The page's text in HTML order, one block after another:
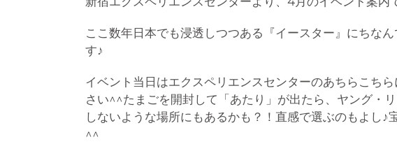
ここ数年日本でも浸透しつつある『イースター』にちな
す♪
イベント当日はエクスペリエンスセンターのあちらこち
さい^^たまごを開封して「あたり」が出たら、ヤング・
しないような場所にもあるかも？！直感で選ぶのもよし
^^